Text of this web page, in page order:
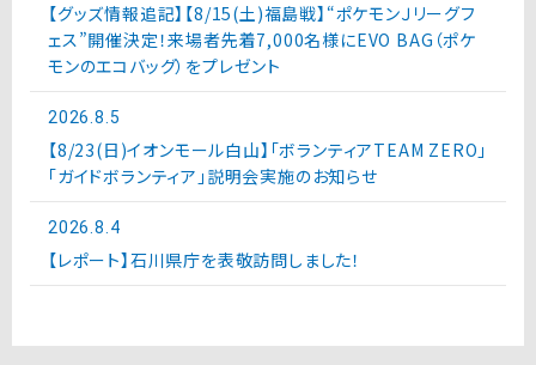
【グッズ情報追記】【8/15(土)福島戦】“ポケモンＪリーグフ
ェス”開催決定！来場者先着7,000名様にEVO BAG（ポケ
モンのエコバッグ）をプレゼント
2026.8.5
【8/23(日)イオンモール白山】「ボランティアTEAM ZERO」
「ガイドボランティア」説明会実施のお知らせ
2026.8.4
【レポート】石川県庁を表敬訪問しました！